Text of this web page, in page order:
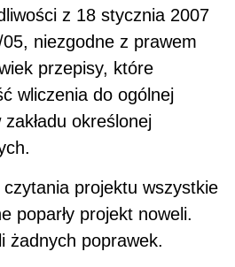
z 18 stycznia 2007
niezgodne z prawem
przepisy, które
wliczenia do ogólnej
określonej
projektu wszystkie
poparły projekt noweli.
żadnych poprawek.